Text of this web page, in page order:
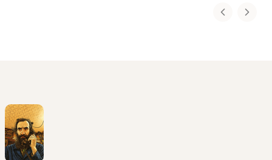
własnego Instytutu Książki "Certyfikat dla
małych księgarni" na rok 2025/2026
Czytaj całość